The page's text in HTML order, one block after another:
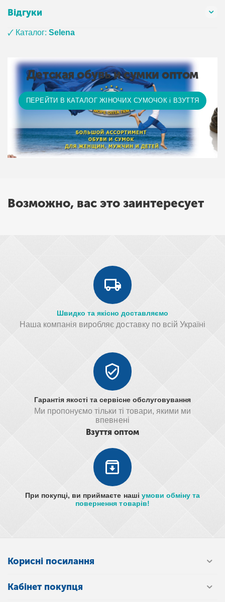
Відгуки
🗸 Каталог:Selena
Детская обувь и сумки оптом
ПЕРЕЙТИ В КАТАЛОГ ЖІНОЧИХ СУМОЧОК і ВЗУТТЯ
Возможно, вас это заинтересует
Швидко та якісно доставляємо
Наша компанія виробляє доставку по всій Україні
Гарантія якості та сервісне обслуговування
Ми пропонуємо тільки ті товари, якими ми
впевнені
Взуття оптом
При покупці, ви приймаєте наші умови обміну та
повернення товарів!
Корисні посилання
Кабінет покупця